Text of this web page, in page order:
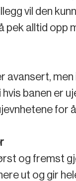
vil den
pek alltid opp
avansert,
banen er
for
og fremst
ut og gir